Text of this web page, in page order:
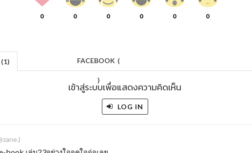
0 0 0 0 0 0
(1) FACEBOOK (
)
เข้าสู่ระบบเพื่อแสดงความคิดเห็น
LOG IN